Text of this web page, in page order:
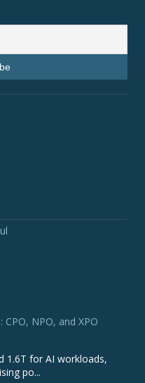
NPO, and XPO
1.6T for AI workloads,
po...